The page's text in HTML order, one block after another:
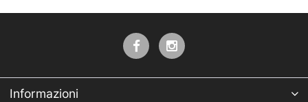
Informazioni